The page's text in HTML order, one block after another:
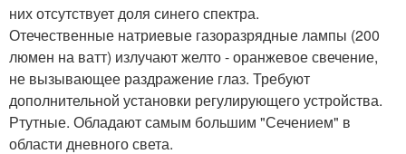
них отсутствует доля синего спектра.
Отечественные натриевые газоразрядные лампы (200
люмен на ватт) излучают желто - оранжевое свечение,
не вызывающее раздражение глаз. Требуют
дополнительной установки регулирующего устройства.
Ртутные. Обладают самым большим "Сечением" в
области дневного света.